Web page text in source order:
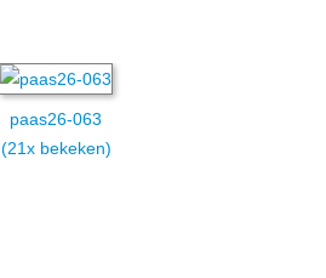
paas26-063
(21x bekeken)